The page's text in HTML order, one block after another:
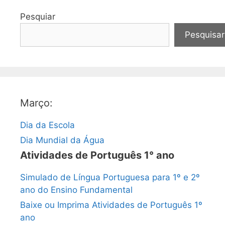
Pesquiar
Pesquisar
Março:
Dia da Escola
Dia Mundial da Água
Atividades de Português 1° ano
Simulado de Língua Portuguesa para 1º e 2º
ano do Ensino Fundamental
Baixe ou Imprima Atividades de Português 1º
ano